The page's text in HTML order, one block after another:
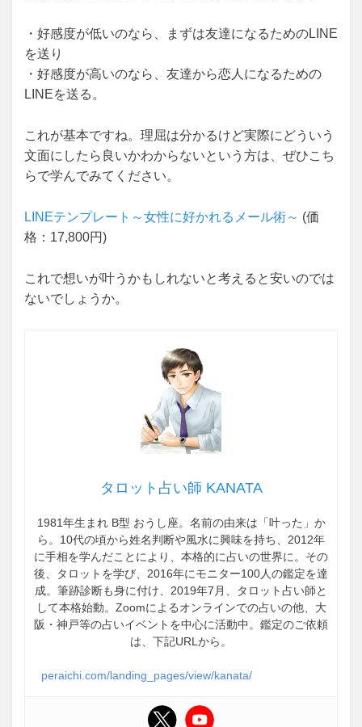
・好感度が低いのなら、まずは友達になるためのLINE
を送り
・好感度が高いのなら、友達から恋人になるための
LINEを送る。
これが基本ですね。理屈は分かるけど実際にどういう
文面にしたら良いかわからないという方は、ぜひこち
らで学んでみてください。
LINEテンプレート～女性に好かれるメール術～ (価
格：17,800円)
これで想いが叶うかもしれないと考えると安いのでは
ないでしょうか。
タロット占い師 KANATA
1981年生まれ B型 おうし座。名前の由来は「叶った」か
ら。10代の頃から姓名判断や風水に興味を持ち、2012年
に手相を学んだことにより、本格的に占いの世界に。その
後、タロットを学び、2016年にモニター100人の鑑定を達
成。筆跡診断も身に付け、2019年7月、タロット占い師と
して本格始動。Zoomによるオンラインでの占いの他、大
阪・神戸等の占いイベントを中心に活動中。鑑定のご依頼
は、下記URLから。
peraichi.com/landing_pages/view/kanata/